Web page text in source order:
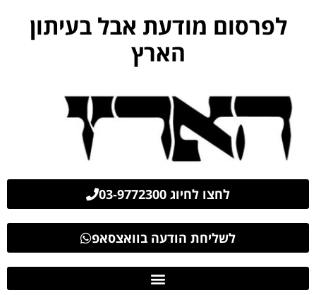
לפרסום מודעת אבל בעיתון
הארץ
לחצו לחיוג 03-9772300
לשליחת הודעה בוואצסאפ